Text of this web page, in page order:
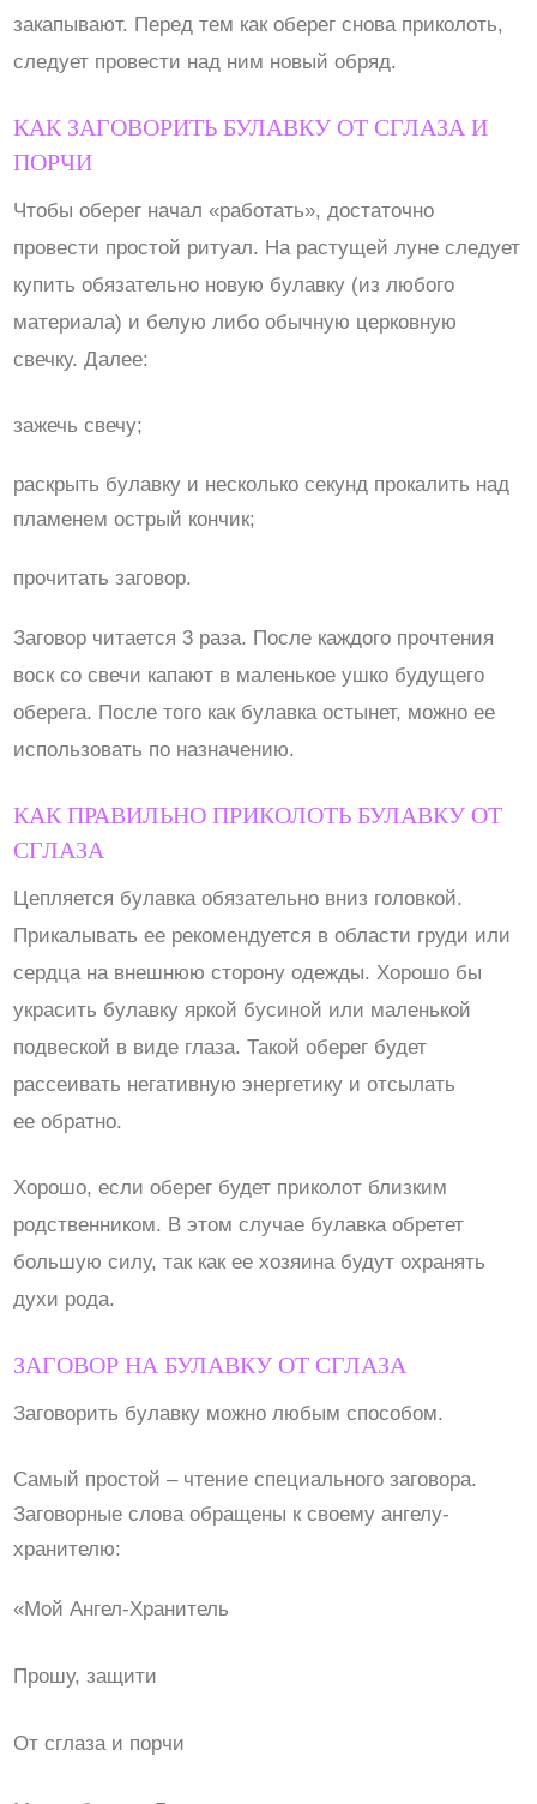
закапывают. Перед тем как оберег снова приколоть,
следует провести над ним новый обряд.
КАК ЗАГОВОРИТЬ БУЛАВКУ ОТ СГЛАЗА И
ПОРЧИ
Чтобы оберег начал «работать», достаточно
провести простой ритуал. На растущей луне следует
купить обязательно новую булавку (из любого
материала) и белую либо обычную церковную
свечку. Далее:
зажечь свечу;
раскрыть булавку и несколько секунд прокалить над
пламенем острый кончик;
прочитать заговор.
Заговор читается 3 раза. После каждого прочтения
воск со свечи капают в маленькое ушко будущего
оберега. После того как булавка остынет, можно ее
использовать по назначению.
КАК ПРАВИЛЬНО ПРИКОЛОТЬ БУЛАВКУ ОТ
СГЛАЗА
Цепляется булавка обязательно вниз головкой.
Прикалывать ее рекомендуется в области груди или
сердца на внешнюю сторону одежды. Хорошо бы
украсить булавку яркой бусиной или маленькой
подвеской в виде глаза. Такой оберег будет
рассеивать негативную энергетику и отсылать
ее обратно.
Хорошо, если оберег будет приколот близким
родственником. В этом случае булавка обретет
большую силу, так как ее хозяина будут охранять
духи рода.
ЗАГОВОР НА БУЛАВКУ ОТ СГЛАЗА
Заговорить булавку можно любым способом.
Самый простой – чтение специального заговора.
Заговорные слова обращены к своему ангелу-
хранителю:
«Мой Ангел-Хранитель
Прошу, защити
От сглаза и порчи